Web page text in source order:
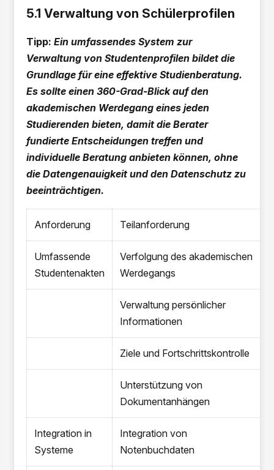
5.1 Verwaltung von Schülerprofilen
Tipp:Ein umfassendes System zur
Verwaltung von Studentenprofilen bildet die
Grundlage für eine effektive Studienberatung.
Es sollte einen 360-Grad-Blick auf den
akademischen Werdegang eines jeden
Studierenden bieten, damit die Berater
fundierte Entscheidungen treffen und
individuelle Beratung anbieten können, ohne
die Datengenauigkeit und den Datenschutz zu
beeinträchtigen.
Anforderung Teilanforderung
Umfassende
Studentenakten
Verfolgung des akademischen
Werdegangs
Verwaltung persönlicher
Informationen
Ziele und Fortschrittskontrolle
Unterstützung von
Dokumentanhängen
Integration in
Systeme
Integration von
Notenbuchdaten